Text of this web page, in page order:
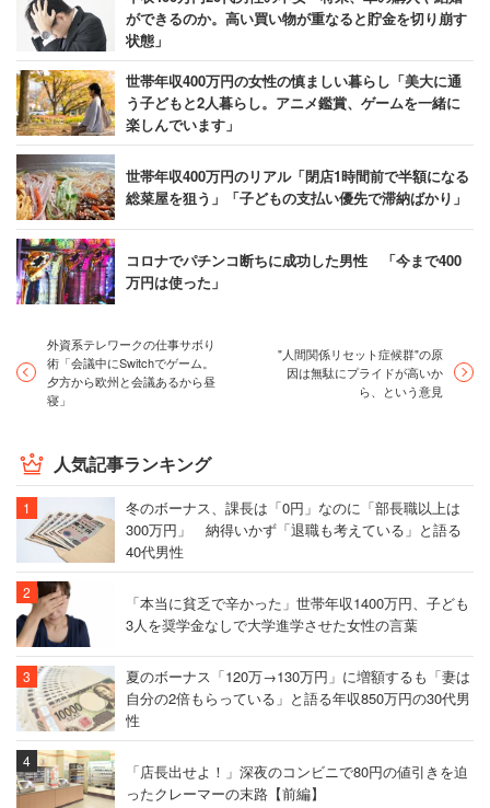
ができるのか。高い買い物が重なると貯金を切り崩す
状態」
世帯年収400万円の女性の慎ましい暮らし「美大に通
う子どもと2人暮らし。アニメ鑑賞、ゲームを一緒に
楽しんでいます」
世帯年収400万円のリアル「閉店1時間前で半額になる
総菜屋を狙う」「子どもの支払い優先で滞納ばかり」
コロナでパチンコ断ちに成功した男性 「今まで400
万円は使った」
外資系テレワークの仕事サボり
術「会議中にSwitchでゲーム。
夕方から欧州と会議あるから昼
寝」
"人間関係リセット症候群"の原
因は無駄にプライドが高いか
ら、という意見
人気記事ランキング
冬のボーナス、課長は「0円」なのに「部長職以上は
300万円」 納得いかず「退職も考えている」と語る
40代男性
「本当に貧乏で辛かった」世帯年収1400万円、子ども
3人を奨学金なしで大学進学させた女性の言葉
夏のボーナス「120万→130万円」に増額するも「妻は
自分の2倍もらっている」と語る年収850万円の30代男
性
「店長出せよ！」深夜のコンビニで80円の値引きを迫
ったクレーマーの末路【前編】